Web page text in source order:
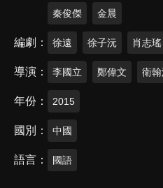
秦俊傑 金晨
編劇 徐遠 徐子沅 肖志瑤
導演 李國立 鄭偉文 衛翰
年份 2015
國別 中國
語言 國語